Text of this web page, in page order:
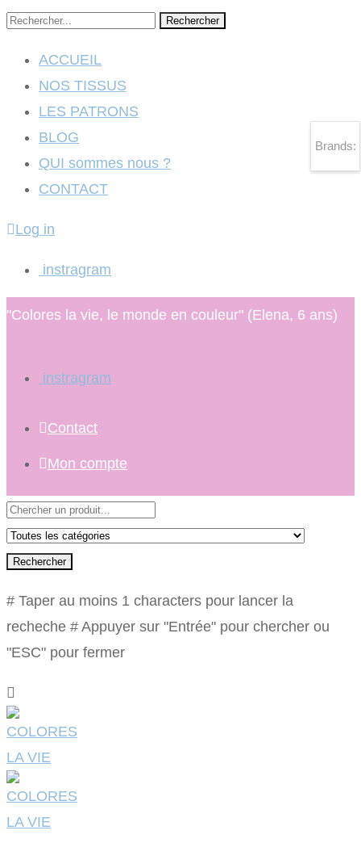
Rechercher
ACCUEIL
NOS TISSUS
LES PATRONS
BLOG
QUI sommes nous ?
CONTACT
Log in
instragram
"Colores la vie, le monde en couleur" (Elena, 6 ans)
instragram
Contact
Mon compte
Rechercher
# Taper au moins 1 characters pour lancer la
recheche # Appuyer sur "Entrée" pour chercher ou
"ESC" pour fermer
Brands: